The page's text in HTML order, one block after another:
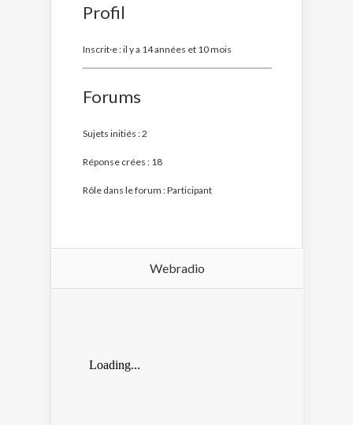
Profil
Inscrit·e : il y a 14 années et 10 mois
Forums
Sujets initiés : 2
Réponse crées : 18
Rôle dans le forum : Participant
Webradio